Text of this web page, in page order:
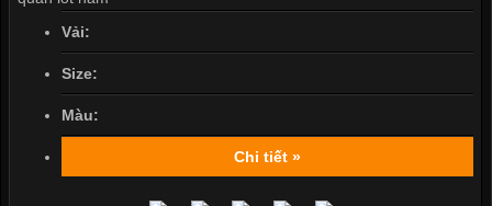
Vải:
Size:
Màu:
Chi tiết »